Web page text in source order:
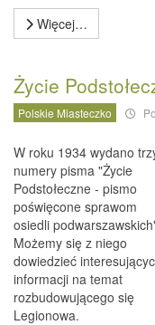
Więcej…
Życie
Polskie Miasteczko
W roku 1934 wydano
numery pisma "Życie
Podstołeczne - pismo
poświęcone sprawom
osiedli
Możemy się z niego
dowiedzieć
informacji na temat
rozbudowującego się
Legionowa.